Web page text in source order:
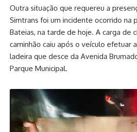
Outra situação que requereu a
Simtrans foi um incidente ocorrido na
Bateias, na tarde de hoje. A carga de
caminhão caiu após o veículo efetuar
ladeira que desce da Avenida
Parque Municipal.